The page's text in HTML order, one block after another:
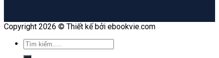
Copyright 2026 © Thiết kế bởi ebookvie.com
Search
for: